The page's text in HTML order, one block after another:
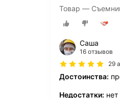
Товар —
Саша
16 отзывов
29
Достоинства:
Недостатки: нет